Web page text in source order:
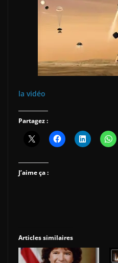
la vidéo
Partagez :
J’aime ça :
Articles similaires